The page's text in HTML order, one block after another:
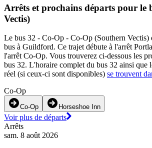
Arrêts et prochains départs pour le
Vectis)
Le bus 32 - Co-Op - Co-Op (Southern Vectis)
bus à Guildford. Ce trajet débute à l'arrêt
l'arrêt Co-Op. Vous trouverez ci-dessous les
bus 32. L'horaire complet du bus 32 ainsi que
réel (si ceux-ci sont disponibles) se trouvent
Co-Op
Co-Op Horseshoe Inn
Voir plus de départs
Arrêts
sam. 8 août 2026